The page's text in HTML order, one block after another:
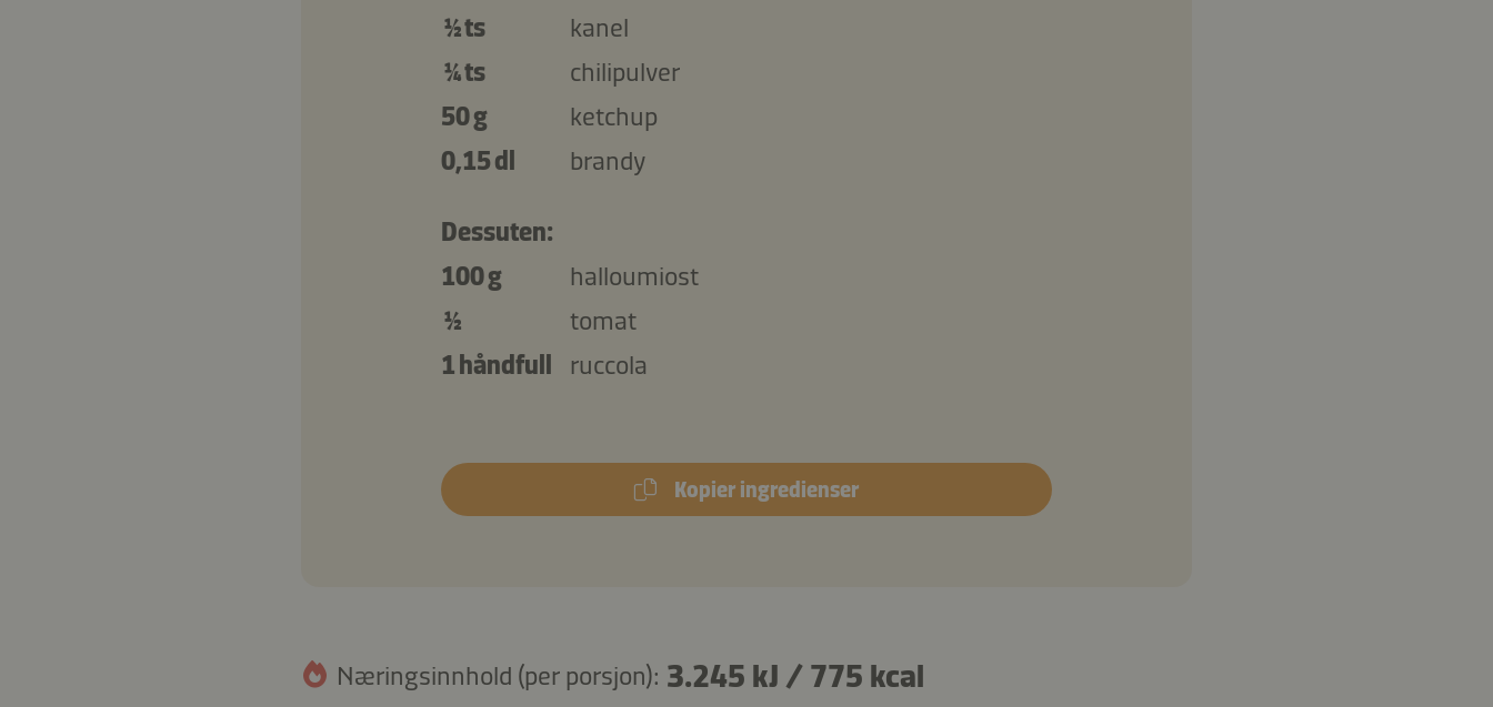
½ ts
kanel
¼ ts
chilipulver
50 g
ketchup
0,15 dl
brandy
Dessuten:
100 g
halloumiost
½
tomat
1 håndfull
ruccola
Kopier ingredienser
Næringsinnhold (per porsjon): 3.245 kJ / 775 kcal